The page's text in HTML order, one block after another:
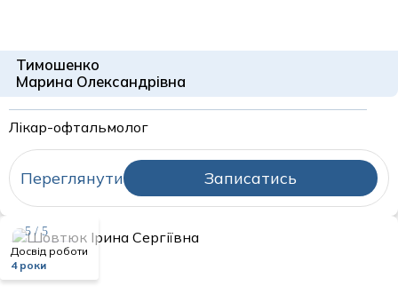
Тимошенко
Марина Олександрівна
Лікар-офтальмолог
Переглянути Записатись
5 / 5
Досвід роботи
4 роки